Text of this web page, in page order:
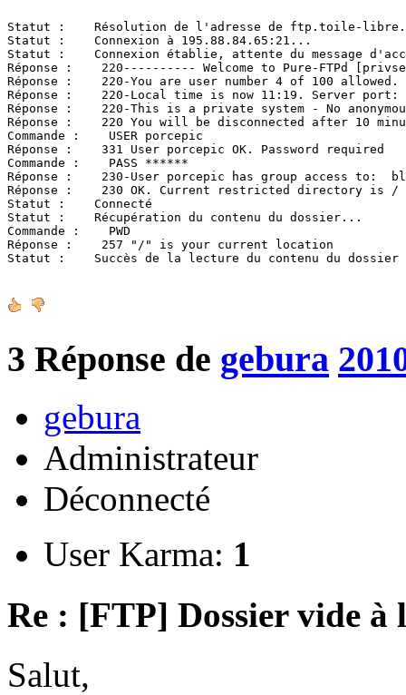
Statut :    Résolution de l'adresse de ftp.toile-
Statut :    Connexion à 195.88.84.65:21...
Statut :    Connexion établie, attente du message
Réponse :    220---------- Welcome to Pure-FTPd
Réponse :    220-You are user number 4 of 100 allowed.
Réponse :    220-Local time is now 11:19. Server port:
Réponse :    220-This is a private system - No
Réponse :    220 You will be disconnected after 10
Commande :    USER porcepic
Réponse :    331 User porcepic OK. Password required
Commande :    PASS ******
Réponse :    230-User porcepic has group access
Réponse :    230 OK. Current restricted directory is /
Statut :    Connecté
Statut :    Récupération du contenu du dossier...
Commande :    PWD
Réponse :    257 "/" is your current location
Statut :    Succès de la lecture du contenu du dossier
3 Réponse de gebura
gebura
Administrateur
Déconnecté
User Karma: 1
Re : [FTP] Dossier vide à
Salut,